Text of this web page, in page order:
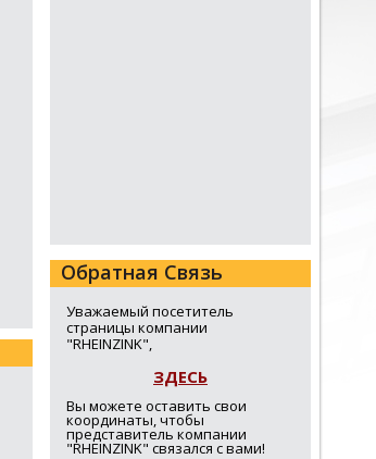
Обратная Связь
Уважаемый посетитель
страницы компании
"RHEINZINK",
ЗДЕСЬ
Вы можете оставить свои
координаты, чтобы
представитель компании
"RHEINZINK" связался с вами!